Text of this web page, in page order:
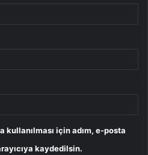
kullanılması için adım, e-posta
kaydedilsin.